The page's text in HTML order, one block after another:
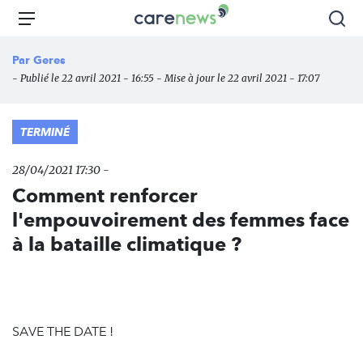
Aller
principal
Carenews,
des
Menu
Par Geres
- Publié le 22 avril 2021 - 16:55 - Mise à jour le 22 avril 2021 - 17:07
TERMINÉ
28/04/2021 17:30 -
Comment renforcer
l'empouvoirement des femmes face
à la bataille climatique ?
SAVE THE DATE !